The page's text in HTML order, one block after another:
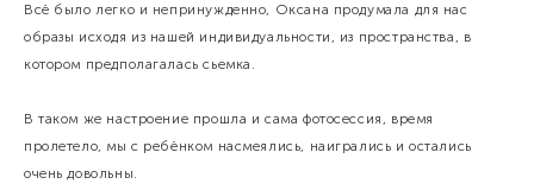
Всё было легко и непринужденно, Оксана продумала для нас
образы исходя из нашей индивидуальности, из пространства, в
котором предполагалась сьемка.
В таком же настроение прошла и сама фотосессия, время
пролетело, мы с ребёнком насмеялись, наигрались и остались
очень довольны.